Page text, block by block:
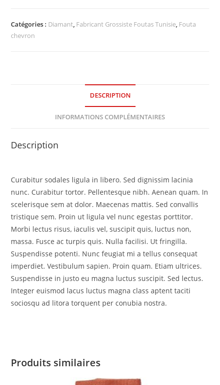
Catégories : Diamant, Fabricant Grossiste Foutas Tunisie, Fouta
chevron
DESCRIPTION
INFORMATIONS COMPLÉMENTAIRES
Description
Curabitur sodales ligula in libero. Sed dignissim lacinia
nunc. Curabitur tortor. Pellentesque nibh. Aenean quam. In
scelerisque sem at dolor. Maecenas mattis. Sed convallis
tristique sem. Proin ut ligula vel nunc egestas porttitor.
Morbi lectus risus, iaculis vel, suscipit quis, luctus non,
massa. Fusce ac turpis quis. Nulla facilisi. Ut fringilla.
Suspendisse potenti. Nunc feugiat mi a tellus consequat
imperdiet. Vestibulum sapien. Proin quam. Etiam ultrices.
Suspendisse in justo eu magna luctus suscipit. Sed lectus.
Integer euismod lacus luctus magna class aptent taciti
sociosqu ad litora torquent per conubia nostra.
Produits similaires